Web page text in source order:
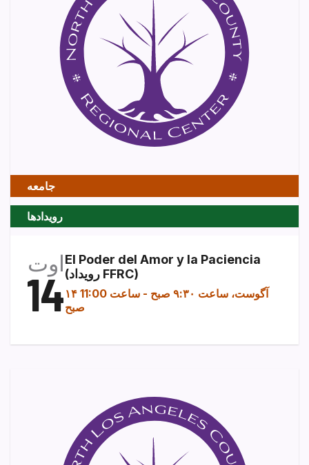
جامعه
رویدادها
اوت
14
El Poder del Amor y la Paciencia
(رویداد FFRC)
۱۴ آگوست، ساعت ۹:۳۰ صبح -
ساعت 11:00
صبح